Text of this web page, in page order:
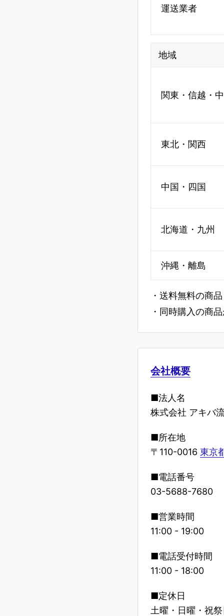
運送業者
地域
関東・信越・
東北・関西
中国・四国
北海道・九州
沖縄・離島
・送料無料の商
・同時購入の商
会社概要
■法人名
株式会社 アキバ
■所在地
〒110-0016 東京
■電話番号
03-5688-7680
■営業時間
11:00 - 19:00
■電話受付時間
11:00 - 18:00
■定休日
土曜・日曜・祝